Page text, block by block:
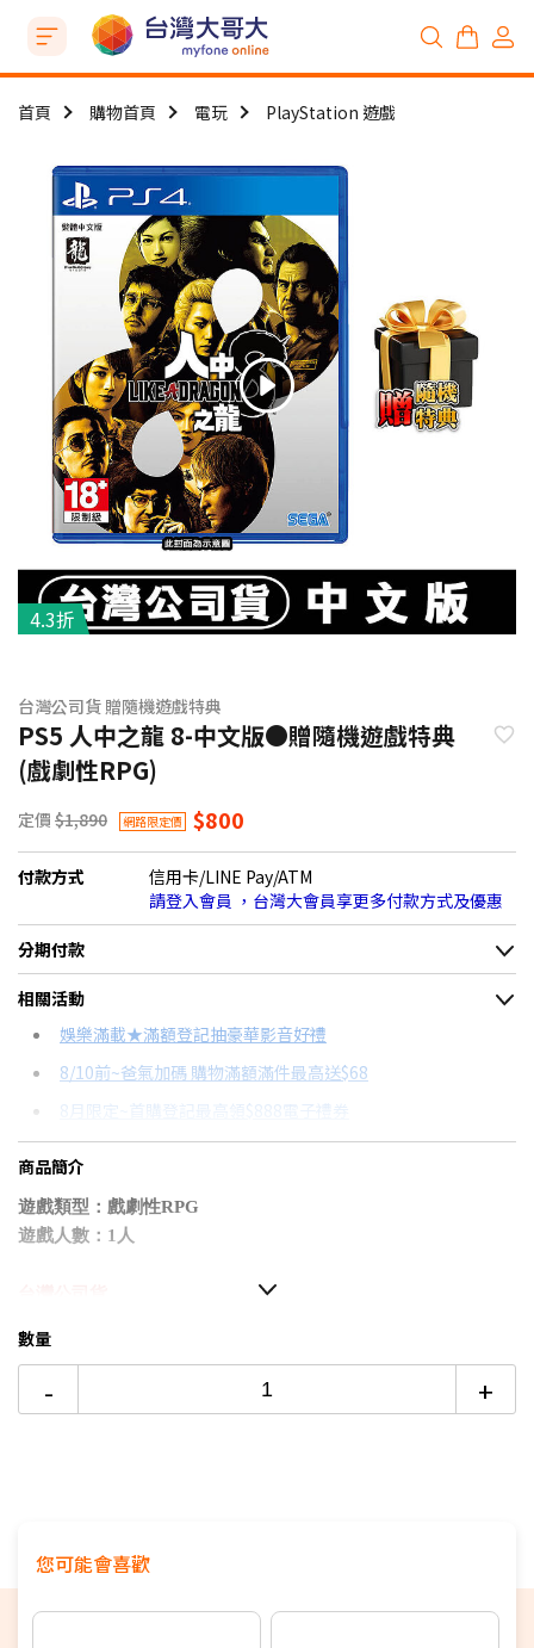
首頁 購物首頁 電玩 PlayStation 遊戲
4.3折
台灣公司貨 贈隨機遊戲特典
PS5 人中之龍 8-中文版●贈隨機遊戲特典
(戲劇性RPG)
定價 $1,890 網路限定價 $800
付款方式
信用卡/LINE Pay/ATM
請登入會員 ，台灣大會員享更多付款方式及優惠
分期付款
＊實際可分期數、適用利率，請以購物車顯示為主
信用卡分期
分期數
12期
每期金額 配合銀行/業者
相關活動
娛樂滿載★滿額登記抽豪華影音好禮
8/10前~爸氣加碼 購物滿額滿件最高送$68
8月限定~首購登記最高領$888電子禮券
台灣大哥大Open Possible聯名卡滿額最高回饋25%
SONY PS5 SLIM值得買嗎？→點我看達人教你買
商品簡介
遊戲類型：戲劇性RPG
遊戲人數：1人
■「谷底」鹹魚翻身的男人『春日一番』
面對「人生最後階段」之戰的男人『桐生一馬』
■ 戰鬥進化為更具戰略性的「新動態指令RPG戰鬥」
數量
- +
您可能會喜歡